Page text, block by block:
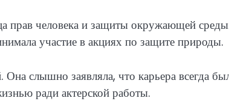
прав человека и защиты окружающей
участие в акциях по защите природы.
слышно заявляла, что карьера всегда
ради актерской работы.